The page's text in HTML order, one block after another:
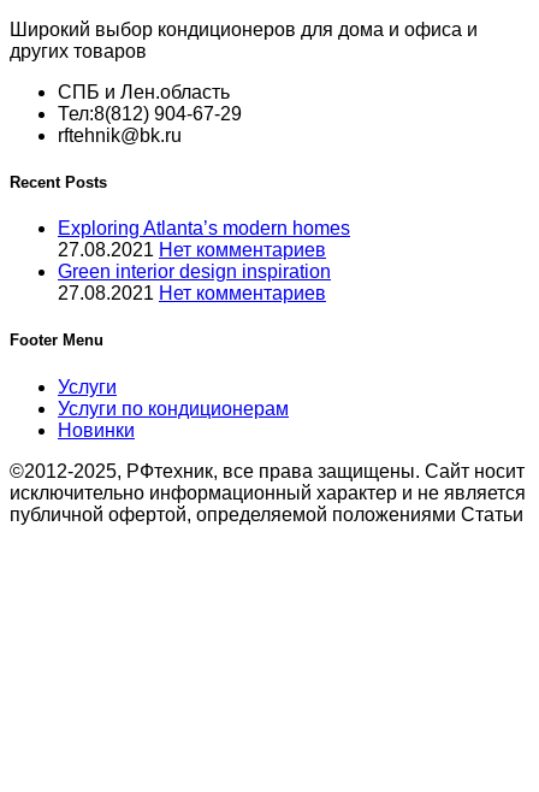
Широкий выбор кондиционеров для дома и офиса и
других товаров
СПБ и Лен.область
Тел:8(812) 904-67-29
rftehnik@bk.ru
Recent Posts
Exploring Atlanta’s modern homes
27.08.2021 Нет комментариев
Green interior design inspiration
27.08.2021 Нет комментариев
Footer Menu
Услуги
Услуги по кондиционерам
Новинки
©2012-2025, РФтехник, все права защищены. Сайт носит
исключительно информационный характер и не является
публичной офертой, определяемой положениями Статьи